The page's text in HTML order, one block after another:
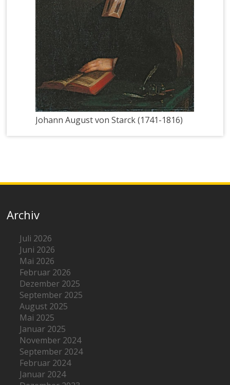
Johann August von Starck (1741-1816)
Archiv
Juli 2026
Juni 2026
Mai 2026
Februar 2026
Dezember 2025
September 2025
August 2025
Mai 2025
Januar 2025
November 2024
September 2024
Februar 2024
Januar 2024